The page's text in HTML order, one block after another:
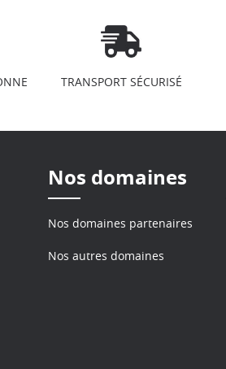
TRANSPORT SÉCURISÉ
Nos domaines
Nos domaines partenaires
Nos autres domaines